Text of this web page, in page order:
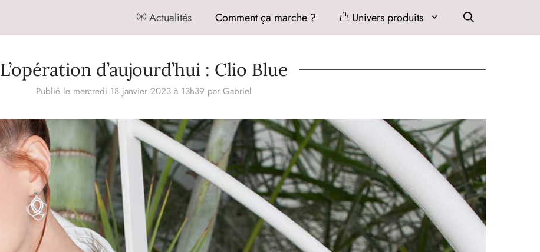
Actualités Comment ça marche ? Univers produits
L’opération d’aujourd’hui : Clio Blue
Publié le mercredi 18 janvier 2023 à 13h39 par Gabriel